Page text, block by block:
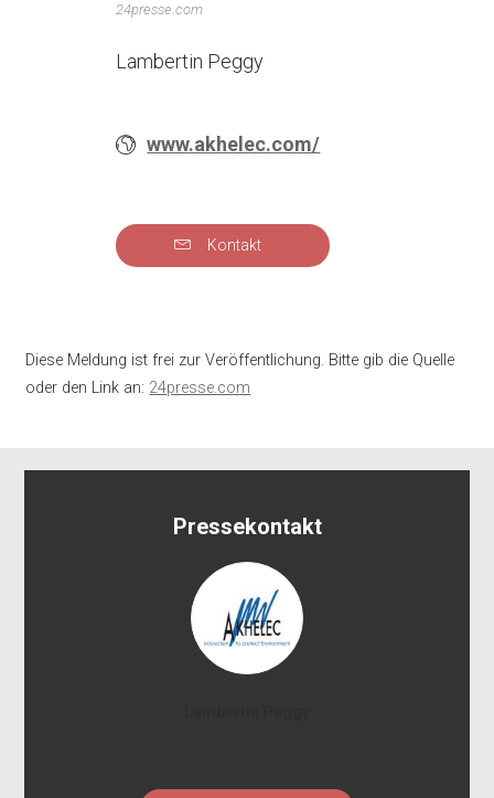
24presse.com
Lambertin Peggy
www.akhelec.com/
Kontakt
Diese Meldung ist frei zur Veröffentlichung. Bitte gib die Quelle
oder den Link an: 24presse.com
Pressekontakt